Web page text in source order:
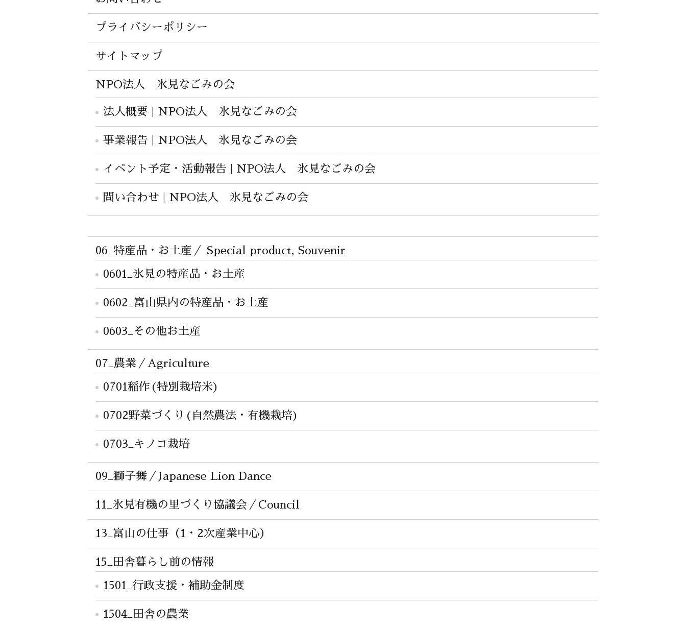
プライバシーポリシー
サイトマップ
NPO法人 氷見なごみの会
法人概要 | NPO法人 氷見なごみの会
事業報告 | NPO法人 氷見なごみの会
イベント予定・活動報告 | NPO法人 氷見なごみの会
問い合わせ | NPO法人 氷見なごみの会
06_特産品・お土産／ Special product, Souvenir
0601_氷見の特産品・お土産
0602_富山県内の特産品・お土産
0603_その他お土産
07_農業／Agriculture
0701稲作(特別栽培米)
0702野菜づくり(自然農法・有機栽培)
0703_キノコ栽培
09_獅子舞／Japanese Lion Dance
11_氷見有機の里づくり協議会／Council
13_富山の仕事（1・2次産業中心）
15_田舎暮らし前の情報
1501_行政支援・補助金制度
1504_田舎の農業